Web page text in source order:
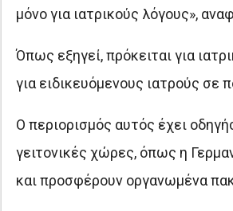
μόνο για ιατρικούς λόγους»,
Όπως εξηγεί, πρόκειται για
για ειδικευόμενους ιατρούς
Ο περιορισμός αυτός έχει
γειτονικές χώρες, όπως η
και προσφέρουν οργανωμένα